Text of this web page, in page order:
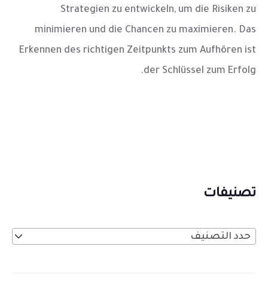
Strategien zu entwickeln, um die Risiken zu
minimieren und die Chancen zu maximieren. Das
Erkennen des richtigen Zeitpunkts zum Aufhören ist
der Schlüssel zum Erfolg.
تصنيفات
حدد التصنيف